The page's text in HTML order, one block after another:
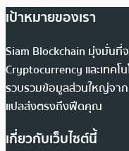
เป้าหมายของเรา
Siam Blockchain มุ่งมั่นที่
Cryptocurrency และเทคโ
รวบรวมข้อมูลส่วนใหญ่จาก
แปลส่งตรงถึงฟีดคุณ
เกี่ยวกับเว็บไซต์นี้